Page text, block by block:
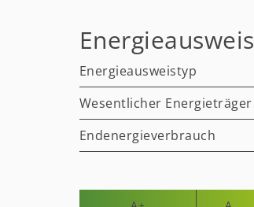
Energieausweis
Energieausweistyp
Wesentlicher Energieträger
Endenergieverbrauch